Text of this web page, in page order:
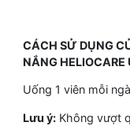
CÁCH SỬ DỤNG
NẮNG HELIOCARE
Uống 1 viên mỗi
Lưu ý: Không vượt